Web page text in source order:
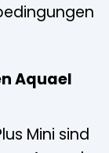
Aquael
Mini sind